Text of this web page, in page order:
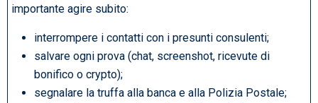
importante agire subito:
interrompere i contatti con i presunti consulenti;
salvare ogni prova (chat, screenshot, ricevute di
bonifico o crypto);
segnalare la truffa alla banca e alla Polizia Postale;